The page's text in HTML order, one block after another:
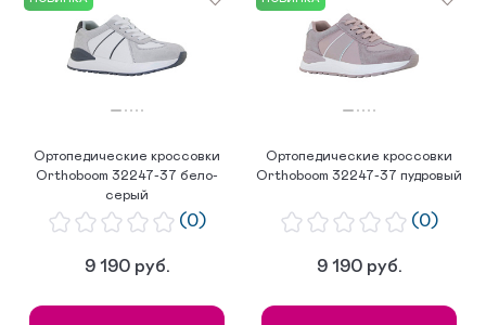
Ортопедические кроссовки
Orthoboom 32247-37 бело-
серый
(0)
9 190 руб.
Ортопедические кроссовки
Orthoboom 32247-37 пудровый
(0)
9 190 руб.